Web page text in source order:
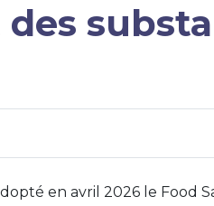
en avril 2026 le Food